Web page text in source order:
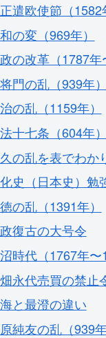
遣欧使節（1582
の変（969年）
の改革（1787年
門の乱（939年）
の乱（1159年）
十七条（604年）
の乱を表でわか
史（日本史）勉
の乱（1391年）
復古の大号令
時代（1767年〜
永代売買の禁止
と最澄の違い
純友の乱（939年